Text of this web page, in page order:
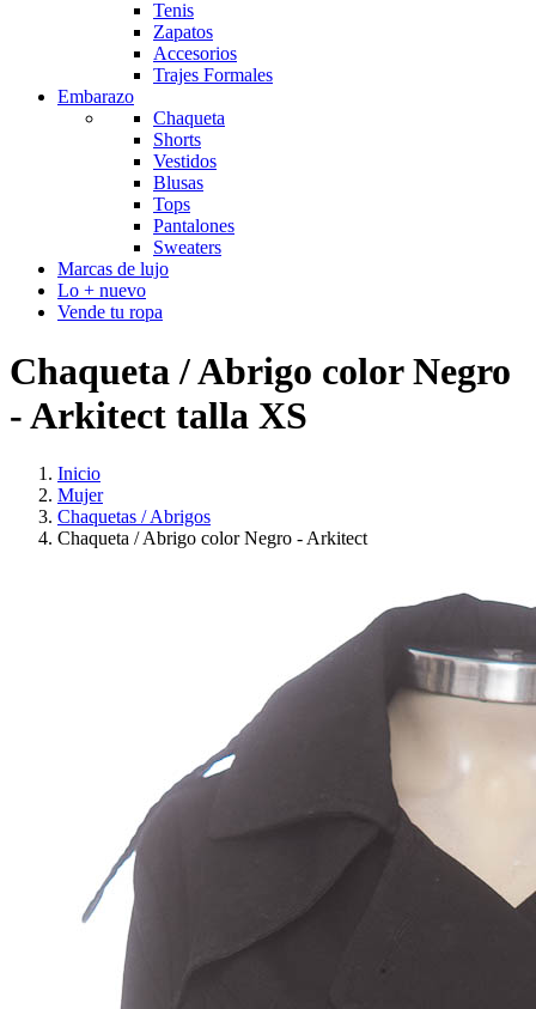
Tenis
Zapatos
Accesorios
Trajes Formales
Embarazo
Chaqueta
Shorts
Vestidos
Blusas
Tops
Pantalones
Sweaters
Marcas de lujo
Lo + nuevo
Vende tu ropa
Chaqueta / Abrigo color Negro
- Arkitect talla XS
Inicio
Mujer
Chaquetas / Abrigos
Chaqueta / Abrigo color Negro - Arkitect